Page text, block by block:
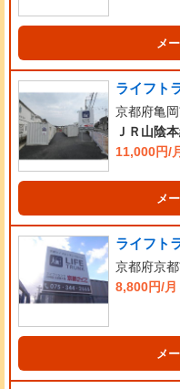
メ
ライフト
京都府亀
ＪＲ山陰
11,000円/
メ
ライフト
京都府京
8,800円/月
メ